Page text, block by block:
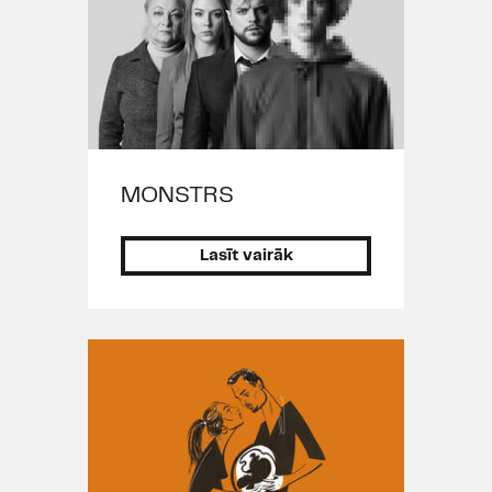
Sojera piedzīvojumi" (2016), P.
Barca "Iespējamā tikšanās " (2016),
Koncerts, kura nebija
" (2015), A.
Jugova "
Čuhņas jociņi
" (2015), J.
Kļavas "Visas viņas grāmatas
Zariņa" (2013)
Valmieras drāmas teātrī: T.
“Ģērbējs” (2019), P. Bankovska “Kur
pazuda saimnieks?” (2018), M.
Šizgala “LUV” (2017)
Latvijas Leļļu teātrī: A. Čehova
MONSTRS
Lasīt vairāk